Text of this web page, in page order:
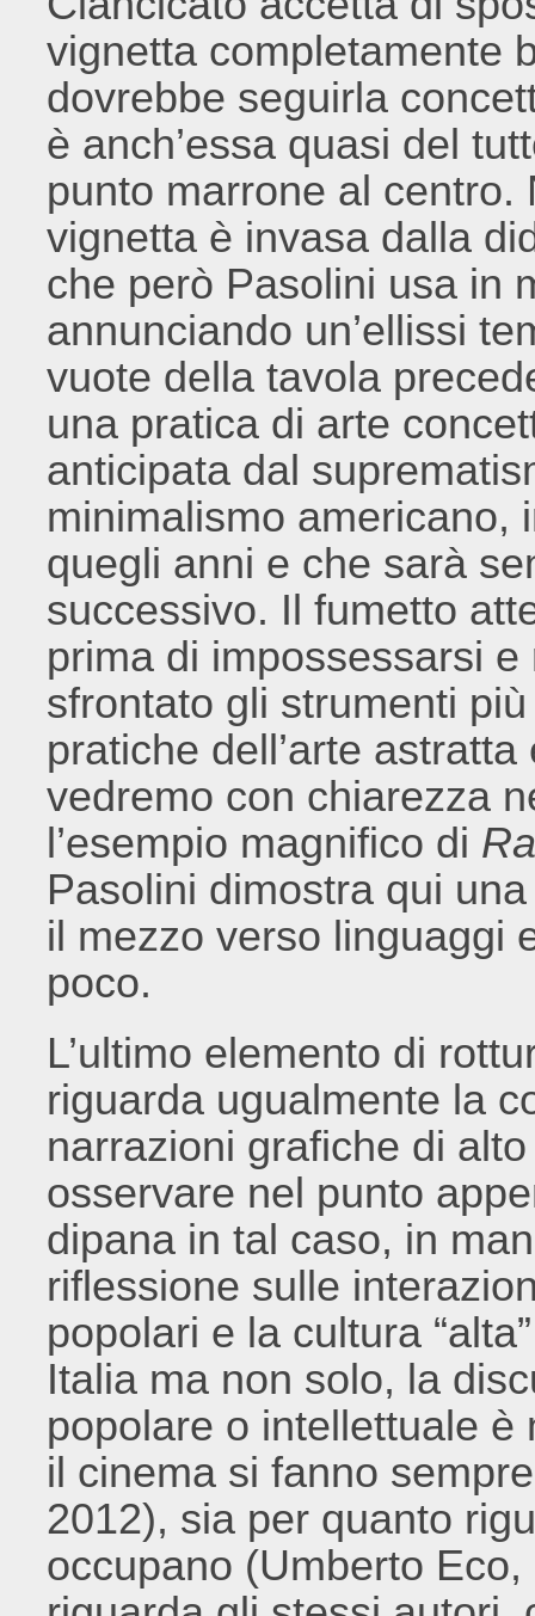
vignetta completamente
dovrebbe seguirla
è anch’essa quasi del
punto marrone al
vignetta è invasa dalla
che però Pasolini usa in
annunciando un’ellissi
vuote della tavola
una pratica di arte
anticipata dal
minimalismo americano,
quegli anni e che sarà
successivo. Il fumetto
prima di impossessarsi
sfrontato gli strumenti
pratiche dell’arte
vedremo con chiarezza
l’esempio magnifico di
Pasolini dimostra qui
il mezzo verso linguaggi
poco.
L’ultimo elemento di
riguarda ugualmente la
narrazioni grafiche di
osservare nel punto
dipana in tal caso, in
riflessione sulle
popolari e la cultura
Italia ma non solo, la
popolare o intellettuale
il cinema si fanno
2012), sia per quanto
occupano (Umberto